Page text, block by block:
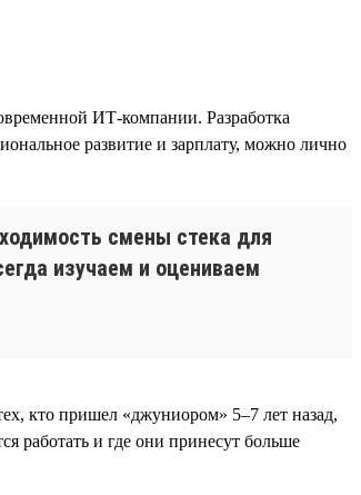
ИТ-компании. Разработка
развитие и зарплату, можно лично
смены стека для
изучаем и оцениваем
кто пришел «джуниором» 5–7 лет назад,
работать и где они принесут больше